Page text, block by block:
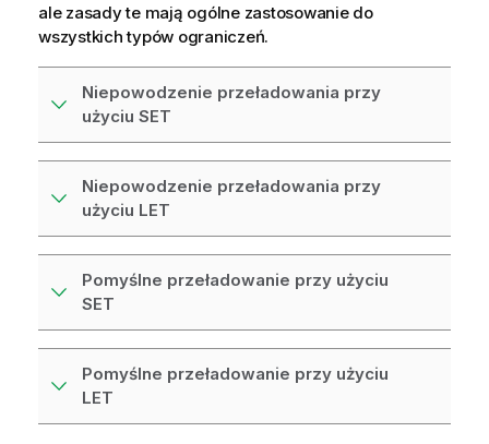
ale zasady te mają ogólne zastosowanie do
wszystkich typów ograniczeń.
Niepowodzenie przeładowania przy
użyciu SET
Niepowodzenie przeładowania przy
użyciu LET
Pomyślne przeładowanie przy użyciu
SET
Pomyślne przeładowanie przy użyciu
LET